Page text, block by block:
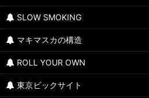
SLOW SMOKING
マキマスカの構造
ROLL YOUR OWN
東京ビックサイト